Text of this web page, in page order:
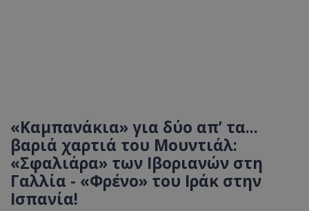
«Καμπανάκια» για δύο απ’ τα...
βαριά χαρτιά του Μουντιάλ:
«Σφαλιάρα» των Ιβοριανών στη
Γαλλία - «Φρένο» του Ιράκ στην
Ισπανία!